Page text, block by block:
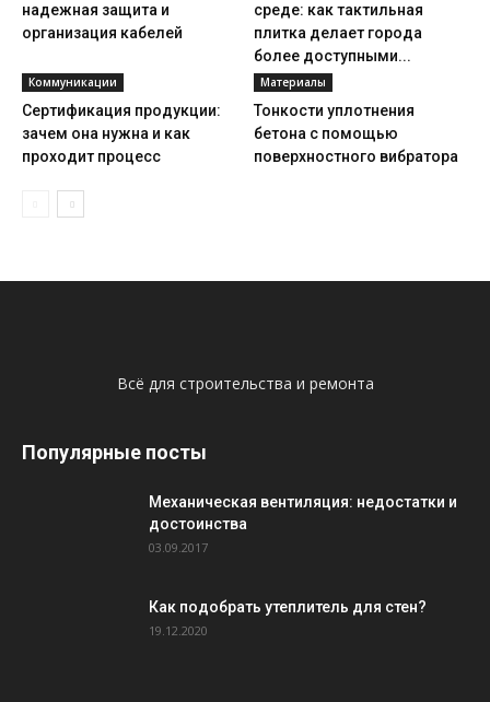
надежная защита и
организация кабелей
среде: как тактильная
плитка делает города
более доступными...
Коммуникации
Сертификация продукции:
зачем она нужна и как
проходит процесс
Материалы
Тонкости уплотнения
бетона с помощью
поверхностного вибратора
Всё для строительства и ремонта
Популярные посты
Механическая вентиляция: недостатки и
достоинства
03.09.2017
Как подобрать утеплитель для стен?
19.12.2020